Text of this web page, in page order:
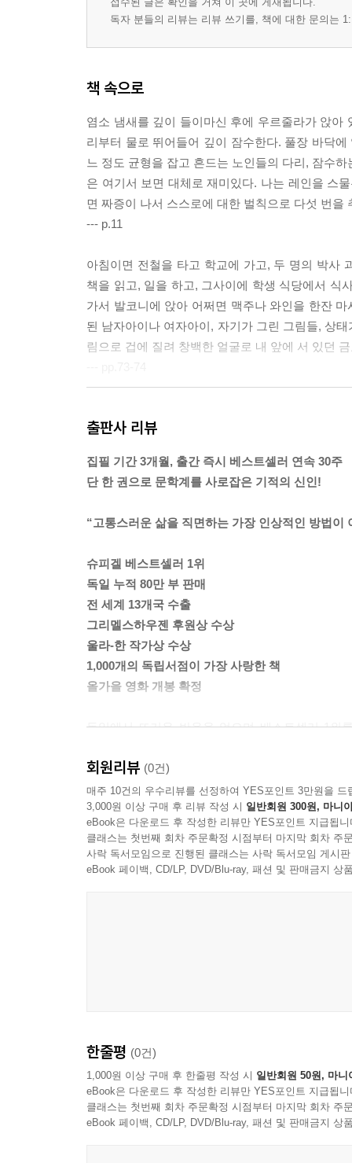
독자 분들의 리뷰는 리뷰 쓰기를, 책에 대한 문의는
책 속으로
염소 냄새를 깊이 들이마신 후에 우르줄라가 앉
리부터 물로 뛰어들어 깊이 잠수한다. 풀장 바닥
느 정도 균형을 잡고 흔드는 노인들의 다리, 잠수
은 여기서 보면 대체로 재미있다. 나는 레인을 스
면 짜증이 나서 스스로에 대한 벌칙으로 다섯 번을
--- p.11
아침이면 전철을 타고 학교에 가고, 두 명의 박사
책을 읽고, 일을 하고, 그사이에 학생 식당에서 식
가서 발코니에 앉아 어쩌면 맥주나 와인을 한잔
된 남자아이나 여자아이, 자기가 그린 그림들, 상
림으로 겁에 질려 창백한 얼굴로 내 앞에 서 있던
해냈잖아.
없었다. 치과의사 아버지는커녕 그냥 아버지도
리고 동생에게는, 그런 엄마와 나뿐이었다. 나는
그러고 이렇게 말했다. “네가 나를 여기서 데리고
나는 작별하기의 진정한 전문가다. 자녀들이 넓
도시에 사는지 전혀 알지 못하는 여인처럼. 정확
는 이번처럼 끔찍하지 않았다. 그다음은 대학 입
트레일리아나 캐나다로 도망쳤다. 또 다른 아이
는 없었다. 1년 후에 마를레네가 돌아왔다. 그 후
나는 내내 이곳에 있었다. 대학 입학 자격시험 이
엄마: 베를린으로 꺼져버려. 도대체 뭐가 문제인지
나: 이다는 어떻게 해?
엄마: 이다는 열 살이야. 열 살이면 예전에는 아이
나: 아니, 엄마. 열 살이면 예전에도 아이를 키우지
첫 번째를 선택할 거야.
엄마: 흥, 하지만 여기가 지금 소원을 말하는 자리
빅토르: 도착?
나: 왜 물음표가 붙어?
빅토르: 나도 몰라.
빅토르: 어쩌면 너에게 하는 질문이기 때문에? 아
출판사 리뷰
집필 기간 3개월, 출간 즉시 베스트셀러 연속 30주
단 한 권으로 문학계를 사로잡은 기적의 신인!
“고통스러운 삶을 직면하는 가장 인상적인 방법
슈피겔 베스트셀러 1위
독일 누적 80만 부 판매
전 세계 13개국 수출
그리멜스하우젠 후원상 수상
울라-한 작가상 수상
1,000개의 독립서점이 가장 사랑한 책
올가을 영화 개봉 확정
독일에서 뜨거운 반응을 얻으며 베스트셀러 1
뿐만 아니라 그리멜스하우젠 후원상, 울라-한 작
점은 독일 전역을 넘어 덴마크, 네덜란드, 프랑스
있는 이 작품이 작가 카롤리네 발의 데뷔작이라는
초고를 3개월 만에 썼다고 밝혔다. 그 짧은 시간
너머로 스치는 낯선 얼굴, 수영장의 염소 냄새, 여
극적인 사건 없이도 인물의 고통과 회복, 성장을
『스물두 번째 레인』은 고단한 일상 속에서도
피난처가 된 주인공 틸다는, 어린 여동생 이다와
매일 수영장을 찾아 레인을 스물두 번 돈다. 그러
수많은 밤, 이다의 잠든 얼굴을 보며 결심했던 ‘
회원리뷰 (0건)
매주 10건의 우수리뷰를 선정하여 YES포인트 3만원을 드
3,000원 이상 구매 후 리뷰 작성 시 일반회원 300원, 마니
eBook은 다운로드 후 작성한 리뷰만 YES포인트 지급됩니
클래스는 첫번째 회차 주문확정 시점부터 마지막 회차 주
사락 독서모임으로 진행된 클래스는 사락 독서모임 게시
eBook 페이백, CD/LP, DVD/Blu-ray, 패션 및 판매금지 상
한줄평 (0건)
1,000원 이상 구매 후 한줄평 작성 시 일반회원 50원, 마니
eBook은 다운로드 후 작성한 리뷰만 YES포인트 지급됩니
클래스는 첫번째 회차 주문확정 시점부터 마지막 회차 주
eBook 페이백, CD/LP, DVD/Blu-ray, 패션 및 판매금지 상